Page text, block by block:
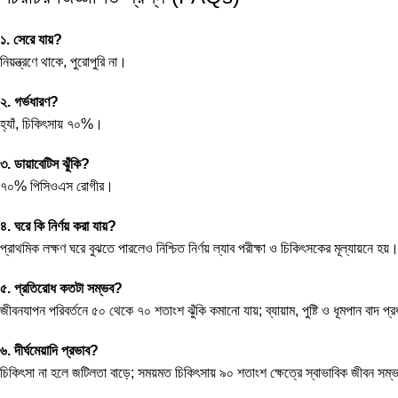
১. সেরে যায়?
নিয়ন্ত্রণে থাকে, পুরোপুরি না।
২. গর্ভধারণ?
হ্যাঁ, চিকিৎসায় ৭০%।
৩. ডায়াবেটিস ঝুঁকি?
৭০% পিসিওএস রোগীর।
৪. ঘরে কি নির্ণয় করা যায়?
প্রাথমিক লক্ষণ ঘরে বুঝতে পারলেও নিশ্চিত নির্ণয় ল্যাব পরীক্ষা ও চিকিৎসকের মূল্যায়নে হয়।
৫. প্রতিরোধ কতটা সম্ভব?
জীবনযাপন পরিবর্তনে ৫০ থেকে ৭০ শতাংশ ঝুঁকি কমানো যায়; ব্যায়াম, পুষ্টি ও ধূমপান বাদ
৬. দীর্ঘমেয়াদি প্রভাব?
চিকিৎসা না হলে জটিলতা বাড়ে; সময়মত চিকিৎসায় ৯০ শতাংশ ক্ষেত্রে স্বাভাবিক জীবন